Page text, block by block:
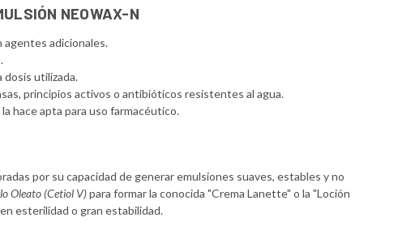
NEOWAX-N
adicionales.
utilizada.
principios activos o antibióticos resistentes al agua.
hace apta para uso farmacéutico.
por su capacidad de generar emulsiones suaves, estables y no
Oleato (Cetiol V)para formar la conocida "Crema Lanette" o la "Loción
esterilidad o gran estabilidad.